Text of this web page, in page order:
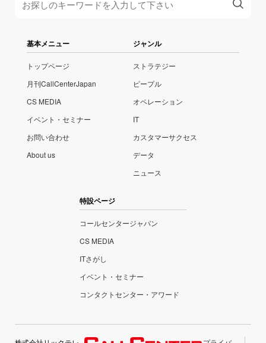
基本メニュー
トップページ
月刊CallCenterJapan
CS MEDIA
イベント・セミナー
お問い合わせ
About us
ジャンル
ストラテジー
ピープル
オペレーション
IT
カスタマーサクセス
データ
ニュース
特設ページ
コールセンタージャパン
CS MEDIA
ITさがし
イベント・セミナー
コンタクトセンター・アワード